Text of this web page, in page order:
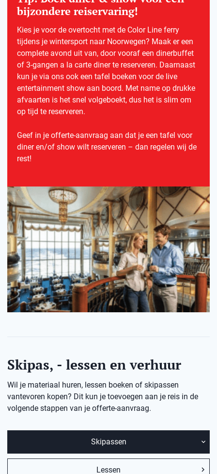
bijzondere reiservaring!
Kies je voor de overtocht met de Color Line ferry
tijdens je wintersport naar Noorwegen? Maak er een
complete avond uit van, door vooraf een dinerbuffet
of 3-gangen a la carte diner te reserveren. Daarnaast
kun je via ons ook een tafel boeken voor de live
entertainment show aan boord. Met name op drukke
afvaarten is het snel volgeboekt, dus het is slim om
op tijd te reserveren.
Geef in je offerte-aanvraag aan dat je een tafel voor
diner en/of show wilt reserveren – dan regelen wij de
rest!
Skipas, - lessen en verhuur
Wil je materiaal huren, lessen boeken of skipassen
vantevoren kopen? Dit kun je toevoegen aan je reis in de
volgende stappen van je offerte-aanvraag.
Skipassen
Lessen